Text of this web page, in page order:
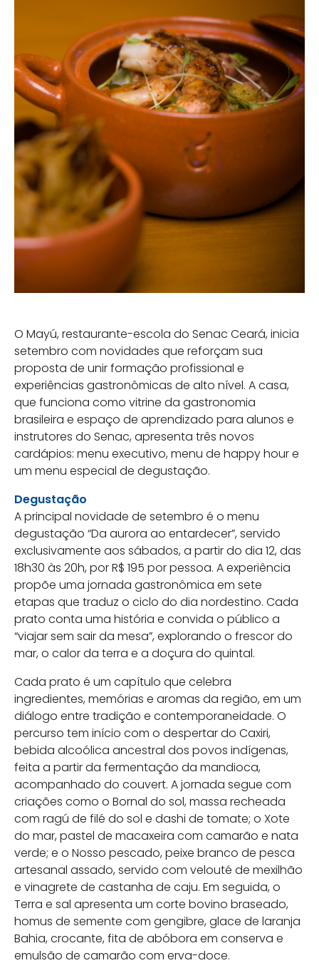
O Mayú, restaurante-escola do Senac Ceará, inicia
setembro com novidades que reforçam sua
proposta de unir formação profissional e
experiências gastronômicas de alto nível. A casa,
que funciona como vitrine da gastronomia
brasileira e espaço de aprendizado para alunos e
instrutores do Senac, apresenta três novos
cardápios: menu executivo, menu de happy hour e
um menu especial de degustação.
Degustação
A principal novidade de setembro é o menu
degustação “Da aurora ao entardecer”, servido
exclusivamente aos sábados, a partir do dia 12, das
18h30 às 20h, por R$ 195 por pessoa. A experiência
propõe uma jornada gastronômica em sete
etapas que traduz o ciclo do dia nordestino. Cada
prato conta uma história e convida o público a
“viajar sem sair da mesa”, explorando o frescor do
mar, o calor da terra e a doçura do quintal.
Cada prato é um capítulo que celebra
ingredientes, memórias e aromas da região, em um
diálogo entre tradição e contemporaneidade. O
percurso tem início com o despertar do Caxiri,
bebida alcoólica ancestral dos povos indígenas,
feita a partir da fermentação da mandioca,
acompanhado do couvert. A jornada segue com
criações como o Bornal do sol, massa recheada
com ragú de filé do sol e dashi de tomate; o Xote
do mar, pastel de macaxeira com camarão e nata
verde; e o Nosso pescado, peixe branco de pesca
artesanal assado, servido com velouté de mexilhão
e vinagrete de castanha de caju. Em seguida, o
Terra e sal apresenta um corte bovino braseado,
homus de semente com gengibre, glace de laranja
Bahia, crocante, fita de abóbora em conserva e
emulsão de camarão com erva-doce.